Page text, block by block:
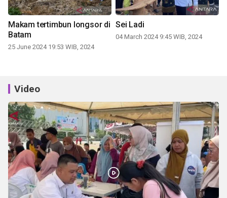
Makam tertimbun longsor di
Batam
25 June 2024 19:53 WIB, 2024
Sei Ladi
04 March 2024 9:45 WIB, 2024
Video